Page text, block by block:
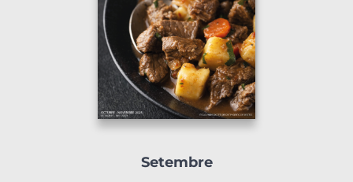
Setembre